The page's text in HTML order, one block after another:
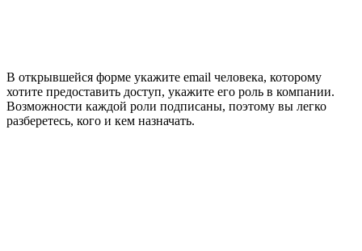
В открывшейся форме укажите email человека, которому
хотите предоставить доступ, укажите его роль в компании.
Возможности каждой роли подписаны, поэтому вы легко
разберетесь, кого и кем назначать.